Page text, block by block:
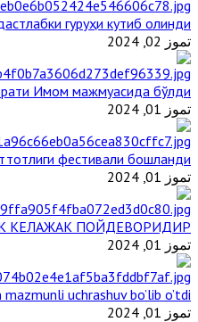
гуруҳи кутиб олинди
تموز 02, 2024
Имом мажмуасида бўлди
تموز 01, 2024
фестивали бошланди
تموز 01, 2024
КЕЛАЖАК ПОЙДЕВОРИДИР
تموز 01, 2024
uchrashuv bo’lib o’tdi
تموز 01, 2024